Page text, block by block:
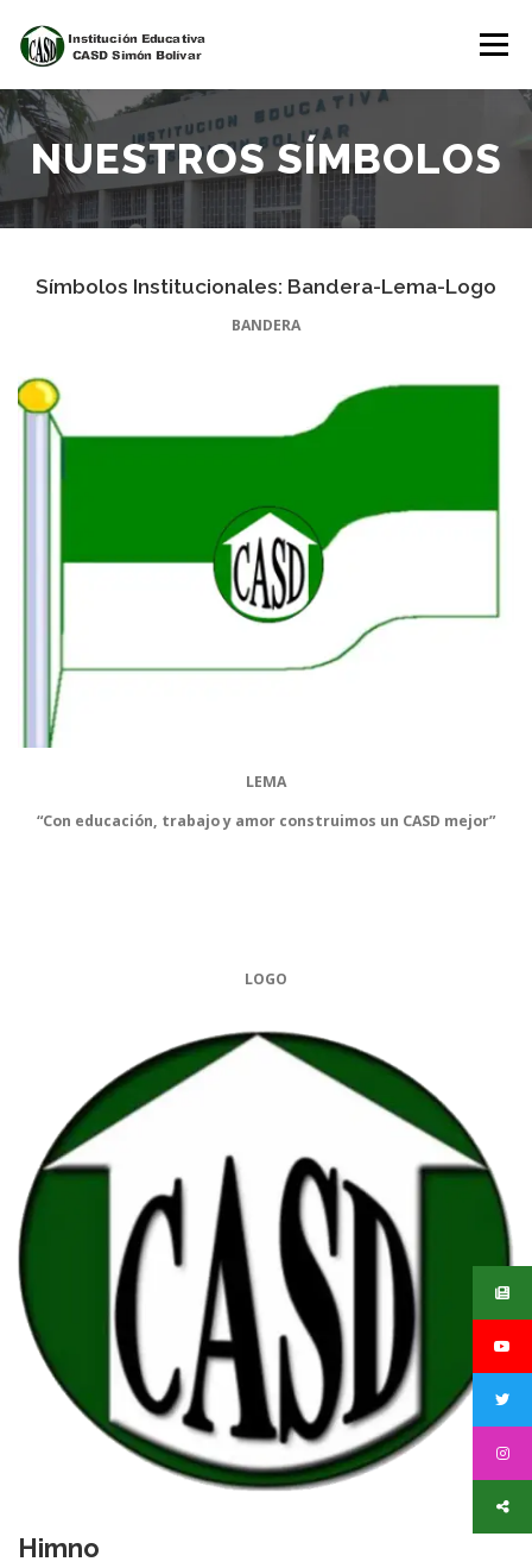
contenido
Menú
INICIO NOSOTROS ESTUDIANTES
PADRES DE FAMILIA
NUESTROS SÍMBOLOS
Símbolos Institucionales: Bandera-Lema-Logo
BANDERA
LEMA
“Con educación, trabajo y amor construimos un CASD mejor”
LOGO
Himno